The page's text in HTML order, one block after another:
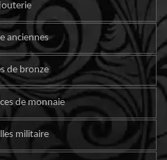
anciennes
de bronze
de monnaie
militaire